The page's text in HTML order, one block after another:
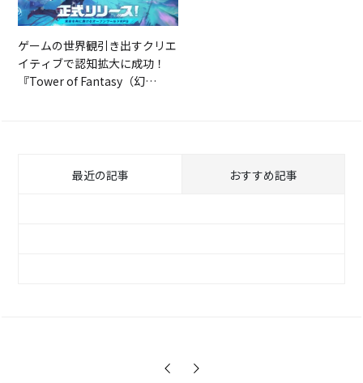
ゲームの世界観引き出すクリエ
イティブで認知拡大に成功！
『Tower of Fantasy（幻
最近の記事 おすすめ記事